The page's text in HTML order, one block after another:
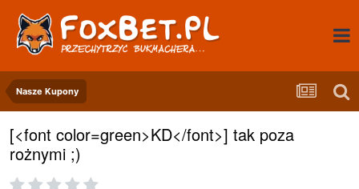
Nasze Kupony
[<font color=green>KD</font>] tak poza
rożnymi ;)